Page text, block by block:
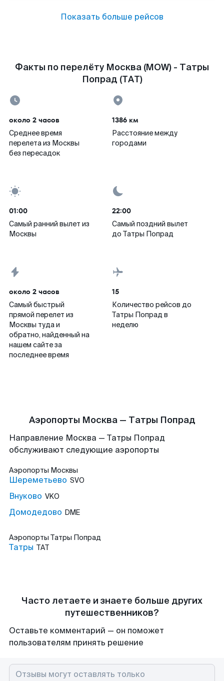
Показать больше рейсов
Факты по перелёту Москва (MOW) - Татры
Попрад (TAT)
около 2 часов
Среднее время
перелета из Москвы
без пересадок
1386 км
Расстояние между
городами
01:00
Самый ранний вылет из
Москвы
22:00
Самый поздний вылет
до Татры Попрад
около 2 часов
Самый быстрый
прямой перелет из
Москвы туда и
обратно, найденный на
нашем сайте за
последнее время
15
Количество рейсов до
Татры Попрад в
неделю
Аэропорты Москва — Татры Попрад
Направление Москва — Татры Попрад
обслуживают следующие аэропорты
Аэропорты Москвы
Шереметьево SVO
Внуково VKO
Домодедово DME
Аэропорты Татры Попрад
Татры TAT
Часто летаете и знаете больше других
путешественников?
Оставьте комментарий — он поможет
пользователям принять решение